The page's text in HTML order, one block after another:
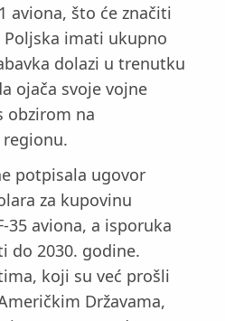
aviona, što će značiti
imati ukupno
dolazi u trenutku
ojača svoje vojne
obzirom na
potpisala ugovor
za kupovinu
35 aviona, a isporuka
do 2030. godine.
koji su već prošli
Državama,